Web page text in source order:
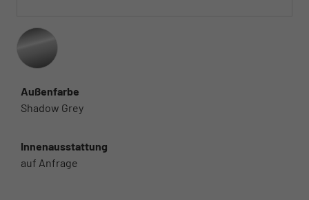
Außenfarbe
Shadow Grey
Innenausstattung
auf Anfrage